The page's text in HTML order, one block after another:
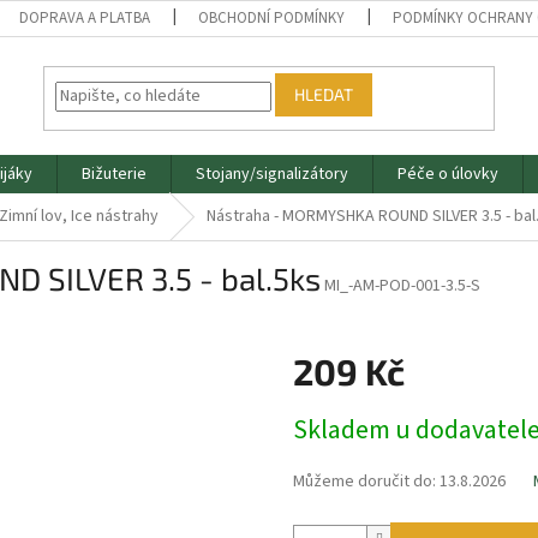
DOPRAVA A PLATBA OBCHODNÍ PODMÍNKY PODMÍNKY OCHRANY
HLEDAT
Bižuterie Stojany/signalizátory Péče o úlovky
Zimní lov, Ice nástrahy Nástraha - MORMYSHKA ROUND SILVER 3.5 -
SILVER 3.5 - bal.5ks MI_-AM-POD-001-3.5-S
209 Kč
cena:
Skladem u dodavatele
Můžeme doručit do: 13.8.2026